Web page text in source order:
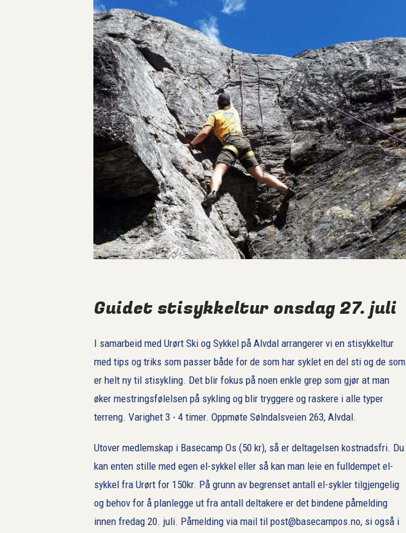
Guidet stisykkeltur onsdag 27. juli
I samarbeid med Urørt Ski og Sykkel på Alvdal arrangerer vi en stisykkeltur
med tips og triks som passer både for de som har syklet en del sti og de som
er helt ny til stisykling. Det blir fokus på noen enkle grep som gjør at man
øker mestringsfølelsen på sykling og blir tryggere og raskere i alle typer
terreng. Varighet 3 - 4 timer. Oppmøte Sølndalsveien 263, Alvdal.
Utover medlemskap i Basecamp Os (50 kr), så er deltagelsen kostnadsfri. Du
kan enten stille med egen el-sykkel eller så kan man leie en fulldempet el-
sykkel fra Urørt for 150kr. På grunn av begrenset antall el-sykler tilgjengelig
og behov for å planlegge ut fra antall deltakere er det bindene påmelding
innen fredag 20. juli. Påmelding via mail til post@basecampos.no, si også i